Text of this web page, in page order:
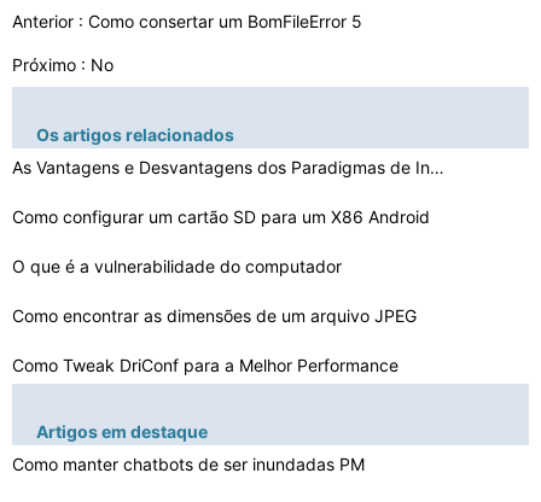
Anterior : Como consertar um BomFileError 5
Próximo : No
Os artigos relacionados
As Vantagens e Desvantagens dos Paradigmas de Interaçã…
Como configurar um cartão SD para um X86 Android
O que é a vulnerabilidade do computador
Como encontrar as dimensões de um arquivo JPEG
Como Tweak DriConf para a Melhor Performance
Artigos em destaque
Como manter chatbots de ser inundadas PM